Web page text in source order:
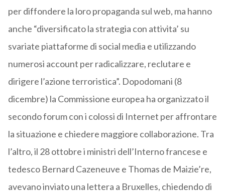
per diffondere la loro propaganda sul web, ma hanno
anche “diversificato la strategia con attivita’ su
svariate piattaforme di social media e utilizzando
numerosi account per radicalizzare, reclutare e
dirigere l’azione terroristica”. Dopodomani (8
dicembre) la Commissione europea ha organizzato il
secondo forum con i colossi di Internet per affrontare
la situazione e chiedere maggiore collaborazione. Tra
l’altro, il 28 ottobre i ministri dell’Interno francese e
tedesco Bernard Cazeneuve e Thomas de Maizie’re,
avevano inviato una lettera a Bruxelles, chiedendo di